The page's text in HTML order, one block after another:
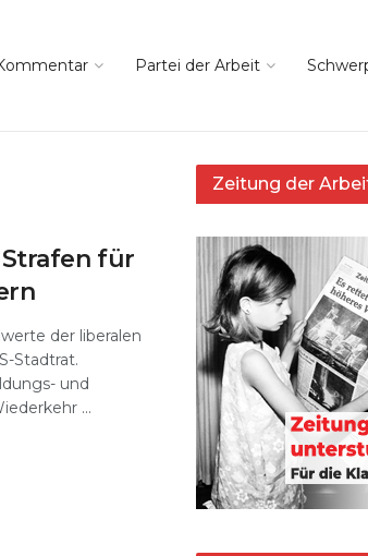
Partei der Arbeit
für
der liberalen
Stadtrat.
und
...
Zeitung der